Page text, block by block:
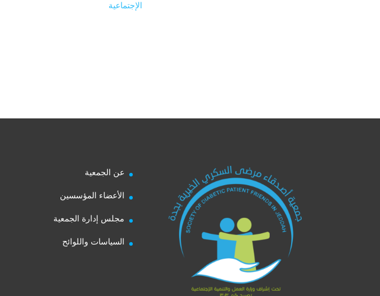
الإجتماعية
عن الجمعية
الأعضاء المؤسسين
مجلس إدارة الجمعية
السياسات واللوائح